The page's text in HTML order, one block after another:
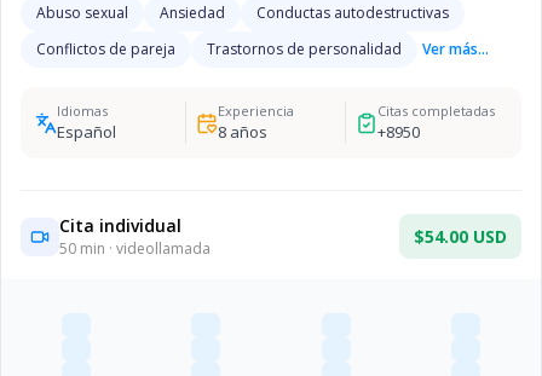
Abuso sexual Ansiedad
Conductas autodestructivas
Conflictos de pareja
Trastornos de personalidad Ver más...
Idiomas
Español
Experiencia
8años
Citas completadas
+8950
Cita individual
50 min · videollamada
$54.00 USD